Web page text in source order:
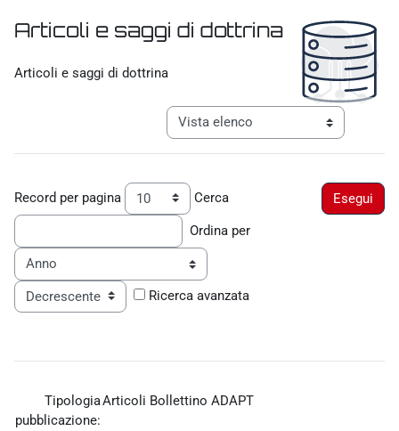
Articoli e saggi di dottrina
Articoli e saggi di dottrina
Navigazione terziaria modalità
Record per pagina Cerca
Ordina per
Ricerca avanzata
Tipologia
pubblicazione:
Articoli Bollettino ADAPT